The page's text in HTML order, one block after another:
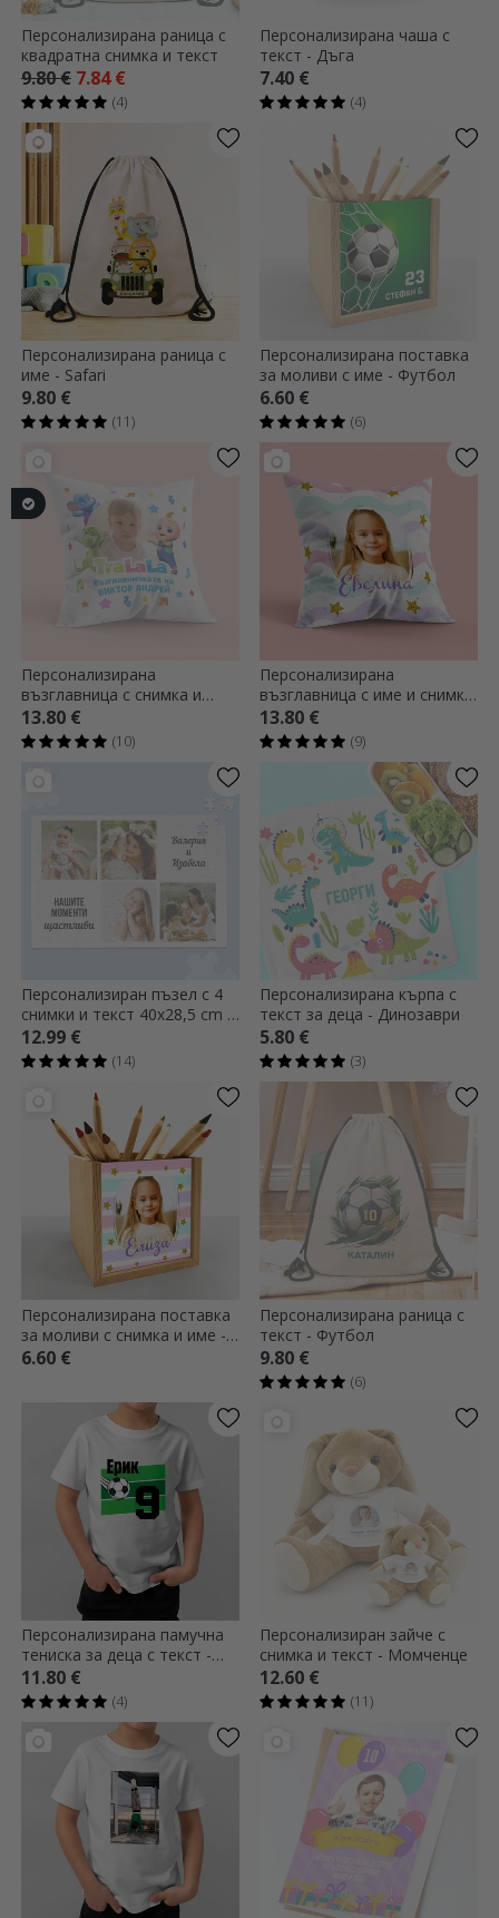
Персонализирана раница с
квадратна снимка и текст
9.80 € 7.84 €
(4)
Персонализирана чаша с
текст - Дъга
7.40 €
(4)
Персонализирана раница с
име - Safari
9.80 €
(11)
Персонализирана поставка
за моливи с име - Футбол
6.60 €
(6)
Персонализирана
възглавница с снимка и
послание - TraLaLa
13.80 €
(10)
Персонализирана
възглавница с име и снимка,
голям размер - Rainbow
13.80 €
(9)
Персонализиран пъзел с 4
снимки и текст 40x28,5 cm -
Моменти
12.99 €
(14)
Персонализирана кърпа с
текст за деца - Динозаври
5.80 €
(3)
Персонализирана поставка
за моливи с снимка и име -
Rainbow
6.60 €
Персонализирана раница с
текст - Футбол
9.80 €
(6)
Персонализирана памучна
тениска за деца с текст -
Футбол
11.80 €
(4)
Персонализиран зайче с
снимка и текст - Момченце
12.60 €
(11)